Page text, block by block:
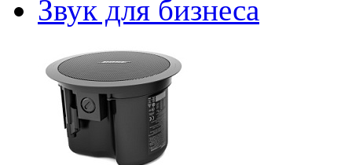
Звук для бизнеса